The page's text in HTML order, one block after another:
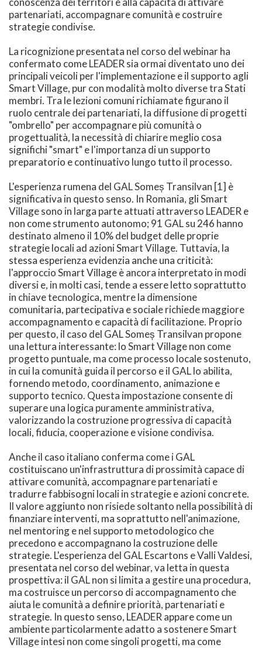
partenariati, accompagnare comunità e costruire
strategie condivise.
La ricognizione presentata nel corso del webinar ha
confermato come LEADER sia ormai diventato uno dei
principali veicoli per l'implementazione e il supporto agli
Smart Village, pur con modalità molto diverse tra Stati
membri. Tra le lezioni comuni richiamate figurano il
ruolo centrale dei partenariati, la diffusione di progetti
"ombrello" per accompagnare più comunità o
progettualità, la necessità di chiarire meglio cosa
significhi "smart" e l'importanza di un supporto
preparatorio e continuativo lungo tutto il processo.
L'esperienza rumena del GAL Someș Transilvan [1] è
significativa in questo senso. In Romania, gli Smart
Village sono in larga parte attuati attraverso LEADER e
non come strumento autonomo; 91 GAL su 246 hanno
destinato almeno il 10% del budget delle proprie
strategie locali ad azioni Smart Village. Tuttavia, la
stessa esperienza evidenzia anche una criticità:
l'approccio Smart Village è ancora interpretato in modi
diversi e, in molti casi, tende a essere letto soprattutto
in chiave tecnologica, mentre la dimensione
comunitaria, partecipativa e sociale richiede maggiore
accompagnamento e capacità di facilitazione. Proprio
per questo, il caso del GAL Someș Transilvan propone
una lettura interessante: lo Smart Village non come
progetto puntuale, ma come processo locale sostenuto,
in cui la comunità guida il percorso e il GAL lo abilita,
fornendo metodo, coordinamento, animazione e
supporto tecnico. Questa impostazione consente di
superare una logica puramente amministrativa,
valorizzando la costruzione progressiva di capacità
locali, fiducia, cooperazione e visione condivisa.
Anche il caso italiano conferma come i GAL
costituiscano un'infrastruttura di prossimità capace di
attivare comunità, accompagnare partenariati e
tradurre fabbisogni locali in strategie e azioni concrete.
Il valore aggiunto non risiede soltanto nella possibilità di
finanziare interventi, ma soprattutto nell'animazione,
nel mentoring e nel supporto metodologico che
precedono e accompagnano la costruzione delle
strategie. L'esperienza del GAL Escartons e Valli Valdesi,
presentata nel corso del webinar, va letta in questa
prospettiva: il GAL non si limita a gestire una procedura,
ma costruisce un percorso di accompagnamento che
aiuta le comunità a definire priorità, partenariati e
strategie. In questo senso, LEADER appare come un
ambiente particolarmente adatto a sostenere Smart
Village intesi non come singoli progetti, ma come